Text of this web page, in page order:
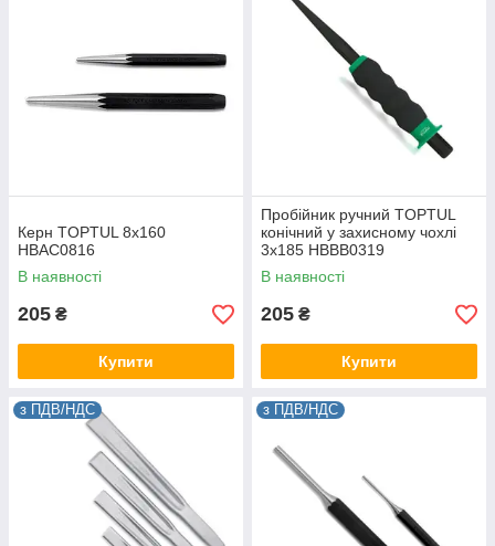
Керн TOPTUL 8x160
HBAC0816
В наявності
205 ₴
Купити
Пробійник ручний TOPTUL
конічний у захисному чохлі
3x185 HBBB0319
В наявності
205 ₴
Купити
з ПДВ/НДС з ПДВ/НДС